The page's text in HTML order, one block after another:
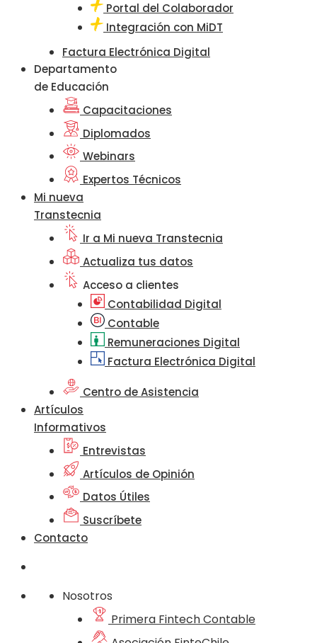
Portal del Colaborador
Integración con MiDT
Factura Electrónica Digital
Departamento
de Educación
Capacitaciones
Diplomados
Webinars
Expertos Técnicos
Mi nueva
Transtecnia
Ir a Mi nueva Transtecnia
Actualiza tus datos
Acceso a clientes
Contabilidad Digital
Contable
Remuneraciones Digital
Factura Electrónica Digital
Centro de Asistencia
Artículos
Informativos
Entrevistas
Artículos de Opinión
Datos Útiles
Suscríbete
Contacto
Nosotros
Primera Fintech Contable